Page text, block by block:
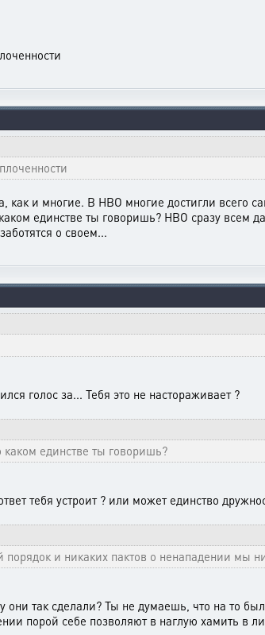
как и многие. В НВО многие достигли всего
единстве ты говоришь? НВО сразу всем
о своем...
голос за... Тебя это не настораживает ?
единстве ты говоришь?
тебя устроит ? или может единство
и никаких пактов о ненападении мы
они так сделали? Ты не думаешь, что на то
порой себе позволяют в наглую хамить в